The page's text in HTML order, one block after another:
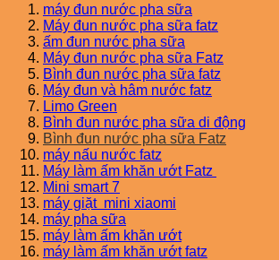
máy đun nước pha sữa
Máy đun nước pha sữa fatz
ấm đun nước pha sữa
Máy đun nước pha sữa Fatz
Bình đun nước pha sữa fatz
Máy đun và hâm nước fatz
Limo Green
Bình đun nước pha sữa di động
Bình đun nước pha sữa Fatz
máy nấu nước fatz
Máy làm ấm khăn ướt Fatz
Mini smart 7
máy giặt mini xiaomi
máy pha sữa
máy làm ấm khăn ướt
máy làm ấm khăn ướt fatz